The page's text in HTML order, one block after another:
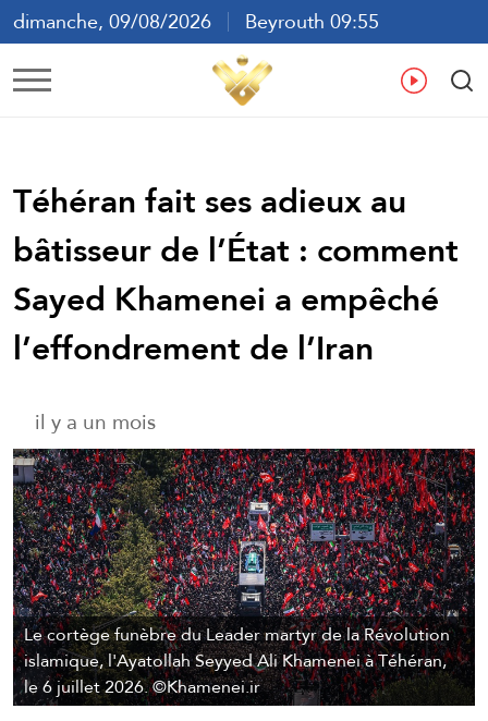
dimanche, 09/08/2026
Beyrouth 09:55
ع
Téhéran fait ses adieux au
bâtisseur de l’État : comment
Sayed Khamenei a empêché
l’effondrement de l’Iran
il y a un mois
Le cortège funèbre du Leader martyr de la Révolution
islamique, l'Ayatollah Seyyed Ali Khamenei à Téhéran,
le 6 juillet 2026. ©Khamenei.ir